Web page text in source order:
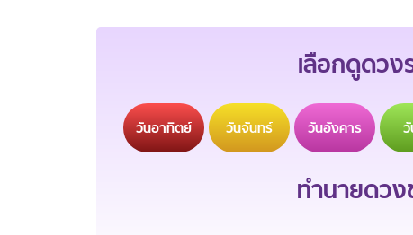
เลือกดูดว
วันอาทิตย์ วันจันทร์ วันอังคาร วั
ทำนายดวง